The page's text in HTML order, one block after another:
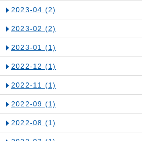
2023-04 (2)
2023-02 (2)
2023-01 (1)
2022-12 (1)
2022-11 (1)
2022-09 (1)
2022-08 (1)